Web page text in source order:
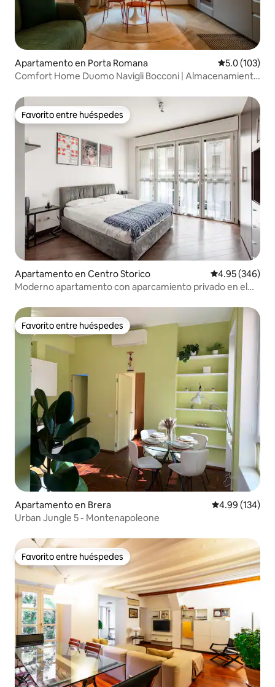
Apartamento en Porta Romana Calificación
5.0 (103)
Comfort Home Duomo Navigli Bocconi | Almacenamiento
Favorito entre huéspedes
Favorito entre huéspedes
Apartamento en Centro Storico Calificación
4.95 (346)
Moderno apartamento con aparcamiento privado en el
Favorito entre huéspedes
Favorito entre huéspedes
Apartamento en Brera Calificación
4.99 (134)
Urban Jungle 5 - Montenapoleone
Favorito entre huéspedes
Favorito entre huéspedes